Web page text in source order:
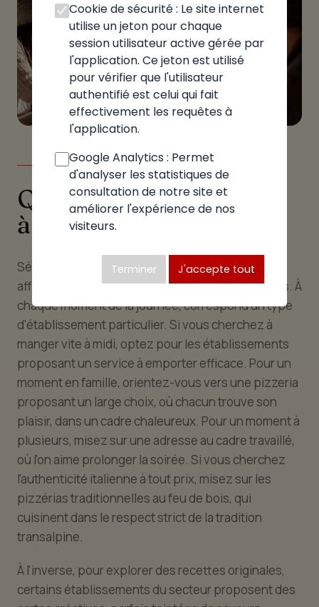
LE GUIDE
Quelle pizzeria choisir
à Bossey
Sélectionner la bonne pizzeria à Bossey est une
affaire d'occasion et de préférences personnelles. À
chaque moment de la journée, correspond un type
d'établissement particulier. Si vous cherchez à
manger vite à midi, optez pour les établissements
proposant un service à emporter efficace. Pour un
moment en famille, orientez-vous vers une pizzeria
proposant un large choix, où chacun trouve son
plaisir, dans un cadre chaleureux. Pour un moment à
plusieurs, misez sur une adresse au cadre travaillé,
où l'on aime prolonger la soirée. Si vous cherchez
l'authenticité italienne à tout prix, misez sur les
pizzérias traditionnelles au feu de bois, qui
cuisinent dans le respect strict de la tradition
transalpine.
À l'inverse, pour explorer des recettes originales,
certains établissements du secteur proposent des
Cookie de sécurité : Le site internet
utilise un jeton pour chaque
session utilisateur active gérée par
l'application. Ce jeton est utilisé
pour vérifier que l'utilisateur
authentifié est celui qui fait
effectivement les requêtes à
l'application.
Google Analytics : Permet
d'analyser les statistiques de
consultation de notre site et
améliorer l'expérience de nos
visiteurs.
Terminer J'accepte tout